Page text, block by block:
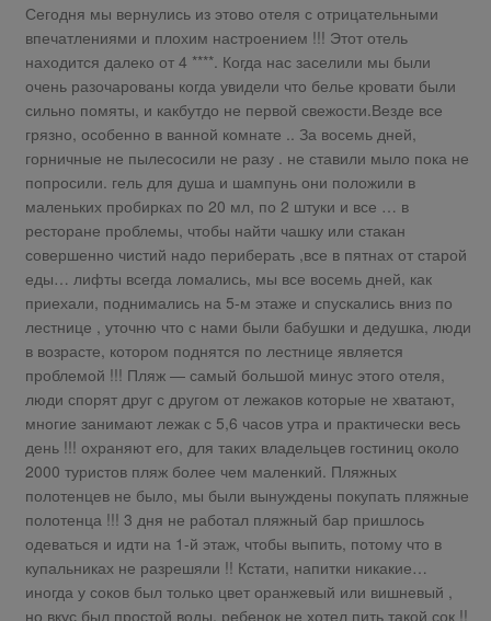
Сегодня мы вернулись из этово отеля с отрицательными
впечатлениями и плохим настроением !!! Этот отель
находится далеко от 4 ****. Когда нас заселили мы были
очень разочарованы когда увидели что белье кровати были
сильно помяты, и какбутдо не первой свежости.Везде все
грязно, особенно в ванной комнате .. За восемь дней,
горничные не пылесосили не разу . не ставили мыло пока не
попросили. гель для душа и шампунь они положили в
маленьких пробирках по 20 мл, по 2 штуки и все … в
ресторане проблемы, чтобы найти чашку или стакан
совершенно чистий надо периберать ,все в пятнах от старой
еды… лифты всегда ломались, мы все восемь дней, как
приехали, поднимались на 5-м этаже и спускались вниз по
лестнице , уточню что с нами были бабушки и дедушка, люди
в возрасте, котором поднятся по лестнице является
проблемой !!! Пляж — самый большой минус этого отеля,
люди спорят друг с другом от лежаков которые не хватают,
многие занимают лежак с 5,6 часов утра и практически весь
день !!! охраняют его, для таких владельцев гостиниц около
2000 туристов пляж более чем маленкий. Пляжных
полотенцев не было, мы были вынуждены покупать пляжные
полотенца !!! 3 дня не работал пляжный бар пришлось
одеваться и идти на 1-й этаж, чтобы выпить, потому что в
купальниках не разрешяли !! Кстати, напитки никакие…
иногда у соков был только цвет оранжевый или вишневый ,
но вкус был простой воды, ребенок не хотел пить такой сок !!